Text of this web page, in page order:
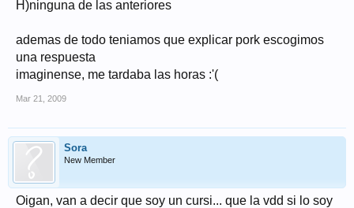
H)ninguna de las anteriores
ademas de todo teniamos que explicar pork escogimos
una respuesta
imaginense, me tardaba las horas :'(
Mar 21, 2009
Sora
New Member
Oigan, van a decir que soy un cursi... que la vdd si lo soy